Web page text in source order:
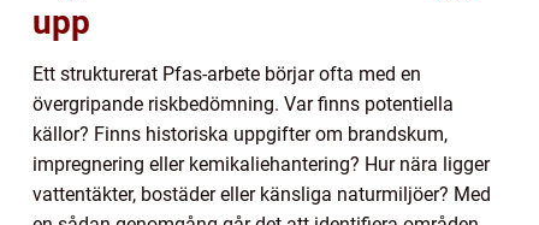
upp
Ett strukturerat Pfas-arbete börjar ofta med en
övergripande riskbedömning. Var finns potentiella
källor? Finns historiska uppgifter om brandskum,
impregnering eller kemikaliehantering? Hur nära ligger
vattentäkter, bostäder eller känsliga naturmiljöer? Med